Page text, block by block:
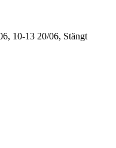
10-13 20/06, Stängt